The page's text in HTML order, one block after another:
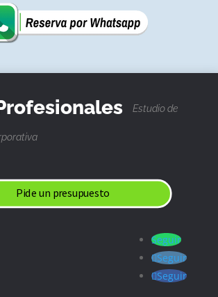
Estudio de
Pide un presupuesto
Seguir
Seguir
Seguir